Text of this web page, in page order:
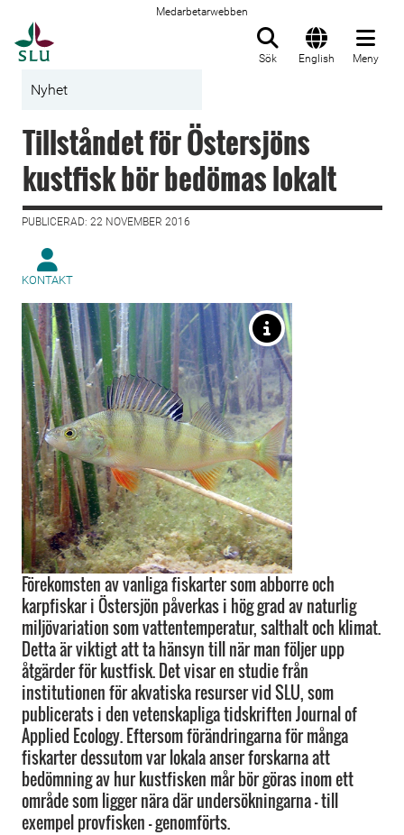
Medarbetarwebben
Sök English Meny
Nyhet
Tillståndet för Östersjöns
kustfisk bör bedömas lokalt
PUBLICERAD: 22 NOVEMBER 2016
KONTAKT
Förekomsten av vanliga fiskarter som abborre och
karpfiskar i Östersjön påverkas i hög grad av naturlig
miljövariation som vattentemperatur, salthalt och klimat.
Detta är viktigt att ta hänsyn till när man följer upp
åtgärder för kustfisk. Det visar en studie från
institutionen för akvatiska resurser vid SLU, som
publicerats i den vetenskapliga tidskriften Journal of
Applied Ecology. Eftersom förändringarna för många
fiskarter dessutom var lokala anser forskarna att
bedömning av hur kustfisken mår bör göras inom ett
område som ligger nära där undersökningarna – till
exempel provfisken – genomförts.